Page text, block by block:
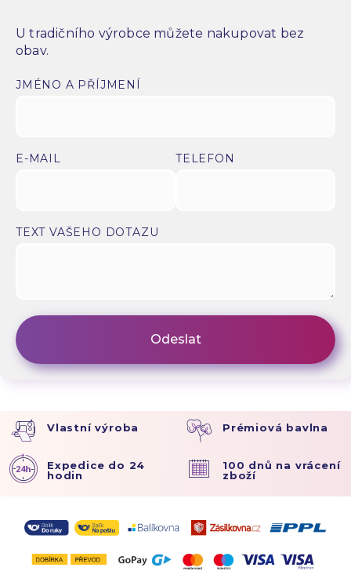
U tradičního výrobce můžete nakupovat bez
obav.
JMÉNO A PŘÍJMENÍ
E-MAIL TELEFON
TEXT VAŠEHO DOTAZU
Vlastní výroba Prémiová bavlna
Expedice do 24
hodin
100 dnů na vrácení
zboží